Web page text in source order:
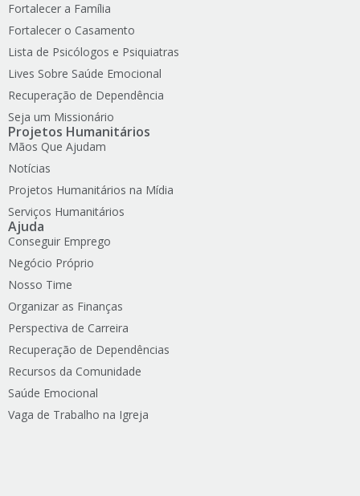
Fortalecer a Família
Fortalecer o Casamento
Lista de Psicólogos e Psiquiatras
Lives Sobre Saúde Emocional
Recuperação de Dependência
Seja um Missionário
Projetos Humanitários
Mãos Que Ajudam
Notícias
Projetos Humanitários na Mídia
Serviços Humanitários
Ajuda
Conseguir Emprego
Negócio Próprio
Nosso Time
Organizar as Finanças
Perspectiva de Carreira
Recuperação de Dependências
Recursos da Comunidade
Saúde Emocional
Vaga de Trabalho na Igreja